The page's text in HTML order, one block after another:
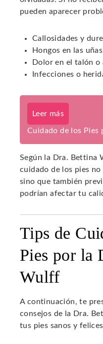
pueden aparecer
Callosidades y
Hongos en las
Dolor en el talón o
Infecciones o
Leer más
Cuidado de los Pies
Según la Dra. Bettina
cuidado de los pies
sino que también
podrían afectar tu
Tips de
Pies por la
Wulff
A continuación, te
consejos de la Dra.
tus pies sanos y